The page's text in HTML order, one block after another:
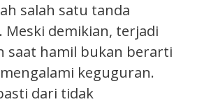
salah satu tanda
Meski demikian, terjadi
saat hamil bukan berarti
keguguran.
dari tidak